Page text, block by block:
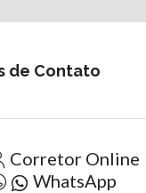
de Contato
Corretor Online
WhatsApp